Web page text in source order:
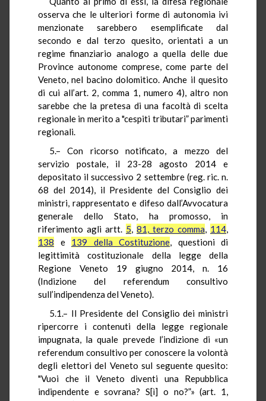
osserva che le ulteriori forme di autonomia ivi
menzionate sarebbero esemplificate dal
secondo e dal terzo quesito, orientati a un
regime finanziario analogo a quella delle due
Province autonome comprese, come parte del
Veneto, nel bacino dolomitico. Anche il quesito
di cui all’art. 2, comma 1, numero 4), altro non
sarebbe che la pretesa di una facoltà di scelta
regionale in merito a "cespiti tributari” parimenti
regionali.
5.– Con ricorso notificato, a mezzo del
servizio postale, il 23-28 agosto 2014 e
depositato il successivo 2 settembre (reg. ric. n.
68 del 2014), il Presidente del Consiglio dei
ministri, rappresentato e difeso dall’Avvocatura
generale dello Stato, ha promosso, in
riferimento agli artt. 5, 81, terzo comma, 114,
138 e 139 della Costituzione, questioni di
legittimità costituzionale della legge della
Regione Veneto 19 giugno 2014, n. 16
(Indizione del referendum consultivo
sull’indipendenza del Veneto).
5.1.– Il Presidente del Consiglio dei ministri
ripercorre i contenuti della legge regionale
impugnata, la quale prevede l’indizione di «un
referendum consultivo per conoscere la volontà
degli elettori del Veneto sul seguente quesito:
"Vuoi che il Veneto diventi una Repubblica
indipendente e sovrana? S[ì] o no?”» (art. 1,